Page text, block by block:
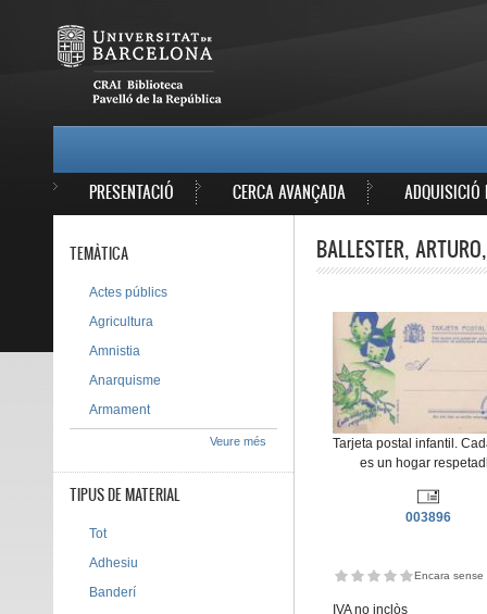
PRESENTACIÓ CERCA AVANÇADA ADQUISICIÓ
BALLESTER,
Tarjeta postal infantil.
es un hogar
003896
Encara sense
IVA no inclòs
TEMÀTICA
Actes públics
Agricultura
Amnistia
Anarquisme
Armament
Veure més
TIPUS DE MATERIAL
Tot
Adhesiu
Banderí